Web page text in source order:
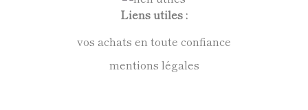
Liens utiles :
vos achats en toute confiance
mentions légales